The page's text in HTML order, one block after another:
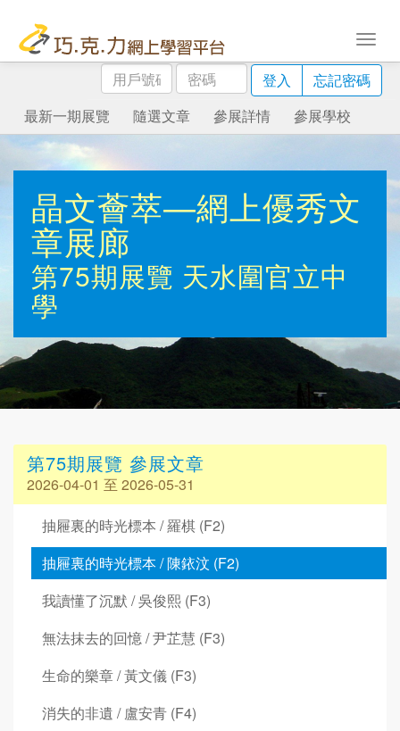
用
戶
號
碼
密
碼
登入
忘記密碼
最新一期展覽
隨選文章 參展詳情 參展學校
晶文薈萃—網上優秀文
章展廊
第75期展覽 天水圍官立中
學
第75期展覽 參展文章
2026-04-01 至 2026-05-31
抽屜裏的時光標本 / 羅棋 (F2)
抽屜裏的時光標本 / 陳銥汶 (F2)
我讀懂了沉默 / 吳俊熙 (F3)
無法抹去的回憶 / 尹芷慧 (F3)
生命的樂章 / 黃文儀 (F3)
消失的非遺 / 盧安青 (F4)